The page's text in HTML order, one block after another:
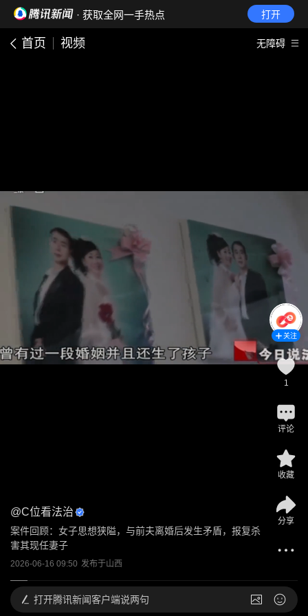
· 获取全网一手热点 打开
首页 视频 无障碍
@C位看法治
案件回顾：女子思想狭隘，与前夫离婚后发生矛盾，报复杀
害其现任妻子
2026-06-16 09:50 发布于山西
关注
1
评论
收藏
分享
打开腾讯新闻客户端说两句